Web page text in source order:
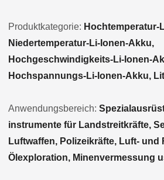
Produktkategorie: Hochtemperatur-
Niedertemperatur-Li-Ionen-Akku,
Hochgeschwindigkeits-Li-Ionen-
Hochspannungs-Li-Ionen-Akku,
Anwendungsbereich:
instrumente für Landstreitkräfte,
Luftwaffen, Polizeikräfte, Luft- und
Ölexploration, Minenvermessung